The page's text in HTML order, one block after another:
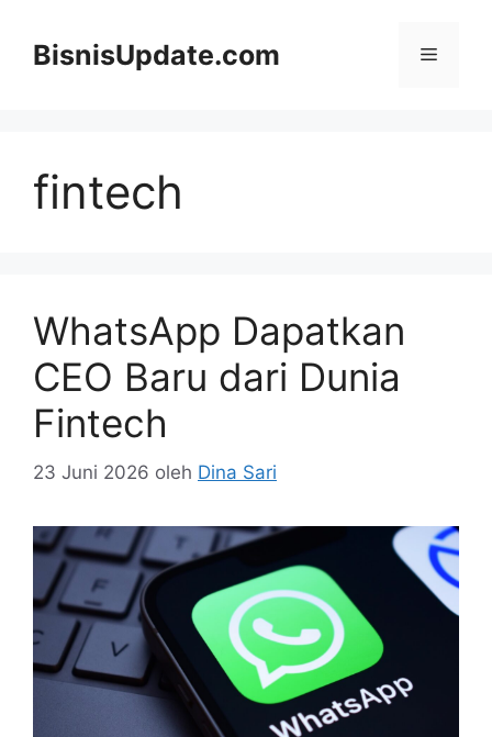
BisnisUpdate.com Menu
fintech
WhatsApp Dapatkan
CEO Baru dari Dunia
Fintech
23 Juni 2026 oleh Dina Sari